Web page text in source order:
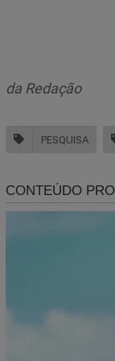
seguido por
Lula apresenta o
enquanto 47%
registra 45% de
A pesquisa foi
Eleitoral sob o
da Redação
PESQUISA